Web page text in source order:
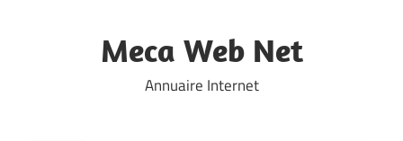
Meca Web Net
Annuaire Internet